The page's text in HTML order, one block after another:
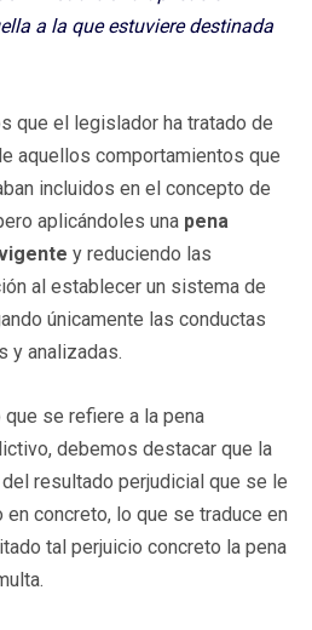
a la que estuviere destinada
que el legislador ha tratado de
aquellos comportamientos que
incluidos en el concepto de
aplicándoles una pena
y reduciendo las
al establecer un sistema de
únicamente las conductas
y analizadas.
se refiere a la pena
debemos destacar que la
resultado perjudicial que se le
concreto, lo que se traduce en
tal perjuicio concreto la pena